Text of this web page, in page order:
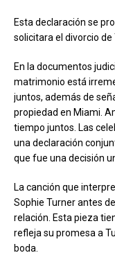
Esta declaración se
solicitara el divorcio de
En la documentos
matrimonio está
juntos, además de
propiedad en Miami.
tiempo juntos. Las
una declaración
que fue una decisión
La canción que
Sophie Turner antes
relación. Esta pieza
refleja su promesa a
boda.